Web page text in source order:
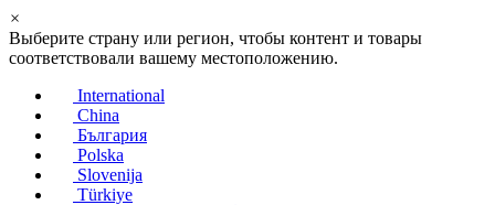
×
Выберите страну или регион, чтобы контент и товары
соответствовали вашему местоположению.
International
China
България
Polska
Slovenija
Türkiye